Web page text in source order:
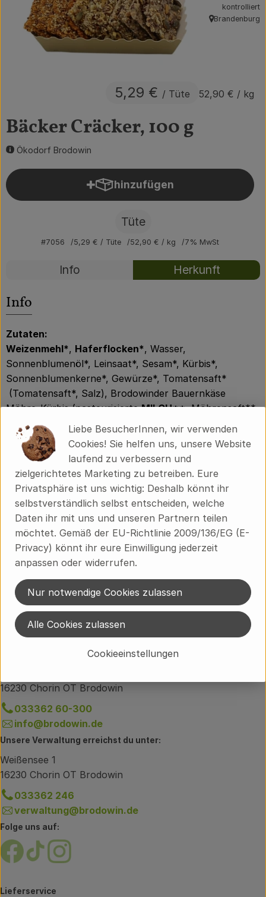
Obst & Gemüse
Getränke
Süßes & Salziges
Haushalt
Brodowin besuchen
Catering
Über uns
Bäcker Cräcker, 100 g
Ökodorf Brodowin
5,29 € / Tüte 52,90 € / kg
kontrolliert
, Herkunft:
Brandenburg
hinzufügen
Produkt zum Warenkorb
Tüte
#7056 5,29 € / Tüte 52,90 € / kg 7% MwSt
Rezepte
Info Herkunft
Info
Zutaten:
Weizenmehl*, Haferflocken*, Wasser,
Sonnenblumenöl*, Leinsaat*, Sesam*, Kürbis*,
Sonnenblumenkerne*, Gewürze*, Tomatensaft*
(Tomatensaft*, Salz), Brodowinder Bauernkäse
Möhre-Kürbis (pasteurisierteMILCH**, Möhrensaft**,
Kürbiskerne*, Salz, Calciumchlorid, mikrobielles Lab,
Milchsäurebakterien, Rotschmierebakterien), Salz
(*Zutaten aus kontrolliert biologischer Erzeugung,
**Zutaten aus biodynamischer Erzeugung)
Produktinformationen
Herkunft
Hersteller: Ökodorf Brodowin
Brandenburg
Du hast eine Frage zum Lieferservice?
16230 Chorin OT Brodowin
033362 60-300
info@brodowin.de
Unsere Verwaltung erreichst du unter:
Weißensee 1
16230 Chorin OT Brodowin
033362 246
verwaltung@brodowin.de
Folge uns auf:
Externer Link zu https://www.facebook.com/
Externer Link zu https://www.tiktok.com/
Externer Link zu https://
Lieferservice
Liebe BesucherInnen, wir verwenden
Cookies! Sie helfen uns, unsere Website
laufend zu verbessern und
zielgerichtetes Marketing zu betreiben. Eure
Privatsphäre ist uns wichtig: Deshalb könnt ihr
selbstverständlich selbst entscheiden, welche
Daten ihr mit uns und unseren Partnern teilen
möchtet. Gemäß der EU-Richtlinie 2009/136/EG (E-
Privacy) könnt ihr eure Einwilligung jederzeit
anpassen oder widerrufen.
Cookieeinstellungen
Nur notwendige Cookies zulassen
Alle Cookies zulassen